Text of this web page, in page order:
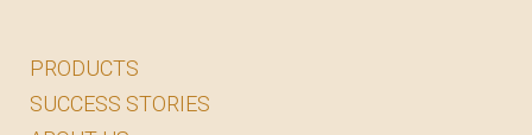
PRODUCTS
SUCCESS STORIES